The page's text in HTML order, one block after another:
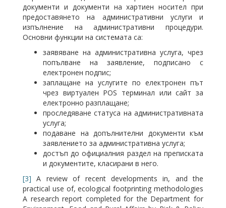
документи и документи на хартиен носител при
предоставянето на административни услуги и
изпълнение на административни процедури.
Основни функции на системата са:
заявяване на административна услуга, чрез
попълване на заявление, подписано с
електронен подпис;
заплащане на услугите по електронен път
чрез виртуален POS терминал или сайт за
електронно разплащане;
проследяване статуса на административната
услуга;
подаване на допълнителни документи към
заявлението за административна услуга;
достъп до официалния раздел на преписката
и документите, класирани в него.
[3] A review of recent developments in, and the
practical use of, ecological footprinting methodologies
A research report completed for the Department for